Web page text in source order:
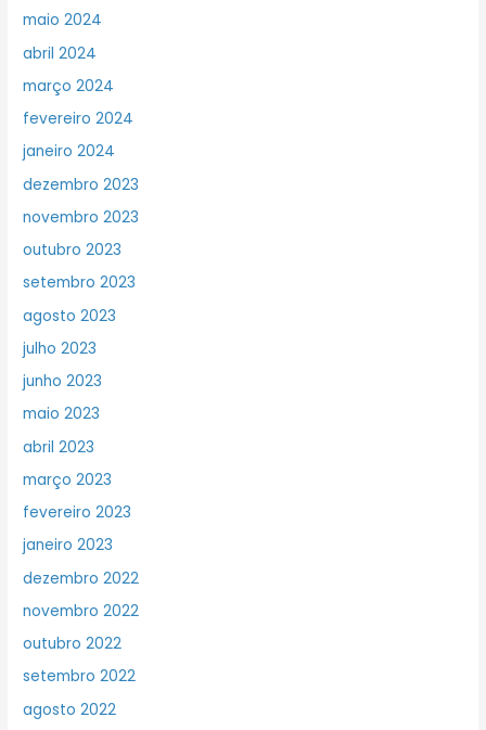
maio 2024
abril 2024
março 2024
fevereiro 2024
janeiro 2024
dezembro 2023
novembro 2023
outubro 2023
setembro 2023
agosto 2023
julho 2023
junho 2023
maio 2023
abril 2023
março 2023
fevereiro 2023
janeiro 2023
dezembro 2022
novembro 2022
outubro 2022
setembro 2022
agosto 2022